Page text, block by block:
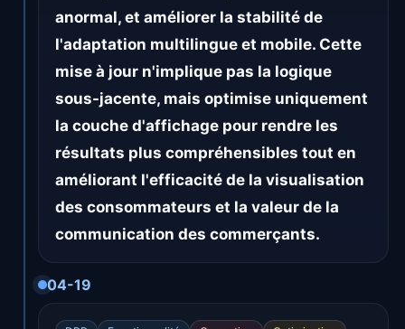
anormal, et améliorer la stabilité de
l'adaptation multilingue et mobile. Cette
mise à jour n'implique pas la logique
sous-jacente, mais optimise uniquement
la couche d'affichage pour rendre les
résultats plus compréhensibles tout en
améliorant l'efficacité de la visualisation
des consommateurs et la valeur de la
communication des commerçants.
04-19